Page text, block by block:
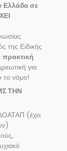
Ελλάδα σε
της Ειδικής
πρακτική
για
το νόμο!
ΤΗΝ
(έχει